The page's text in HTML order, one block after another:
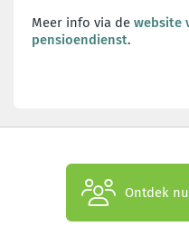
Meer info via de website
pensioendienst.
Ontdek